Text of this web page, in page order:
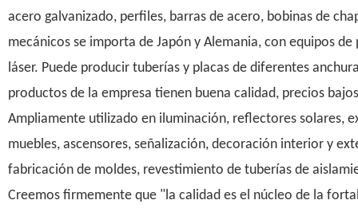
acero galvanizado, perfiles, barras de acero, bobinas de
mecánicos se importa de Japón y Alemania, con equipos
láser. Puede producir tuberías y placas de diferentes
productos de la empresa tienen buena calidad, precios
Ampliamente utilizado en iluminación, reflectores solares,
muebles, ascensores, señalización, decoración interior y
fabricación de moldes, revestimiento de tuberías de
Creemos firmemente que "la calidad es el núcleo de la